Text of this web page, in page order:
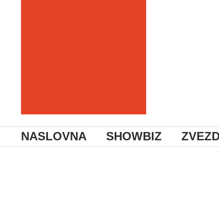
NASLOVNA SHOWBIZ